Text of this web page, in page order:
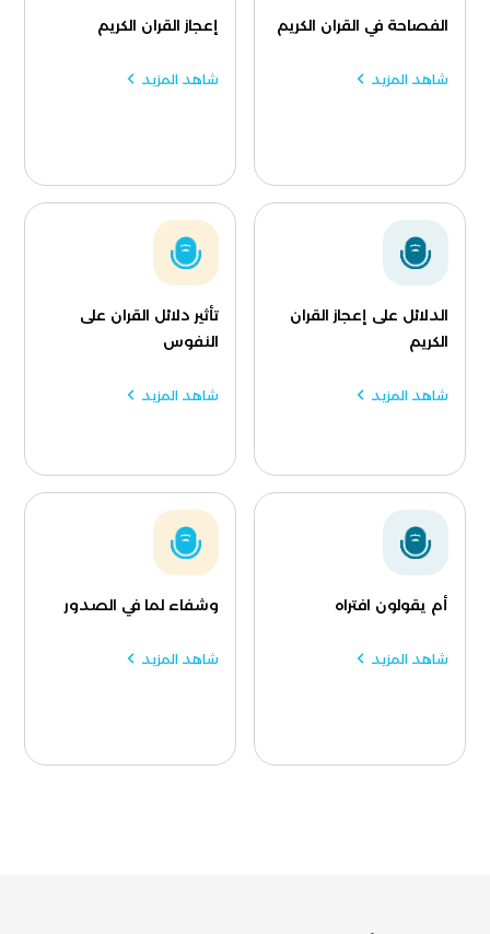
الفصاحة في القران الكريم
شاهد المزيد
إعجاز القران الكريم
شاهد المزيد
الدلائل على إعجاز القران
الكريم
شاهد المزيد
تأثير دلائل القران على
النفوس
شاهد المزيد
أم يقولون افتراه
شاهد المزيد
وشفاء لما في الصدور
شاهد المزيد